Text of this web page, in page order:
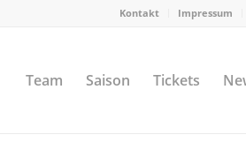
Kontakt Impressum
Team Saison Tickets